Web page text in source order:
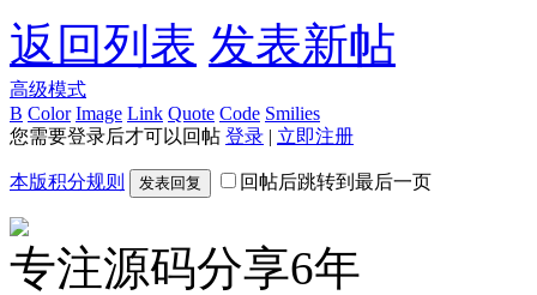
返回列表 发表新帖
高级模式
B Color Image Link Quote Code Smilies
您需要登录后才可以回帖 登录 | 立即注册
本版积分规则 发表回复 回帖后跳转到最后一页
专注源码分享6年